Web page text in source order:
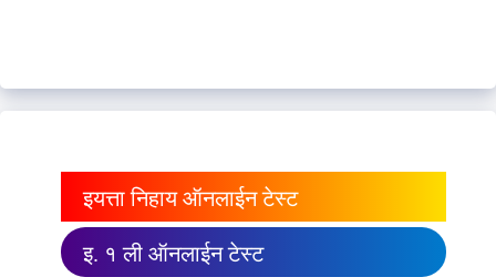
इयत्ता निहाय ऑनलाईन टेस्ट
इ. १ ली ऑनलाईन टेस्ट